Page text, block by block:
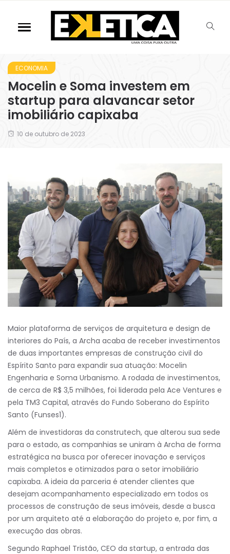
ECONOMIA
Mocelin e Soma investem em
startup para alavancar setor
imobiliário capixaba
10 de outubro de 2023
Maior plataforma de serviços de arquitetura e design de
interiores do País, a Archa acaba de receber investimentos
de duas importantes empresas de construção civil do
Espírito Santo para expandir sua atuação: Mocelin
Engenharia e Soma Urbanismo. A rodada de investimentos,
de cerca de R$ 3,5 milhões, foi liderada pela Ace Ventures e
pela TM3 Capital, através do Fundo Soberano do Espírito
Santo (Funses1).
Além de investidoras da construtech, que alterou sua sede
para o estado, as companhias se uniram à Archa de forma
estratégica na busca por oferecer inovação e serviços
mais completos e otimizados para o setor imobiliário
capixaba. A ideia da parceria é atender clientes que
desejam acompanhamento especializado em todos os
processos de construção de seus imóveis, desde a busca
por um arquiteto até a elaboração do projeto e, por fim, a
execução das obras.
Segundo Raphael Tristão, CEO da startup, a entrada das